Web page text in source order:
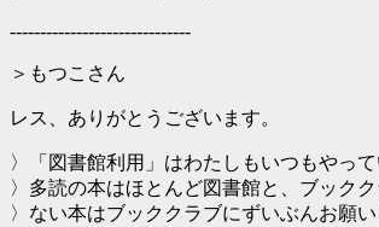
------------------------------
＞もつこさん
レス、ありがとうございます。
〉「図書館利用」はわたしもいつもやって
〉多読の本はほとんど図書館と、ブック
〉ない本はブッククラブにずいぶんお願